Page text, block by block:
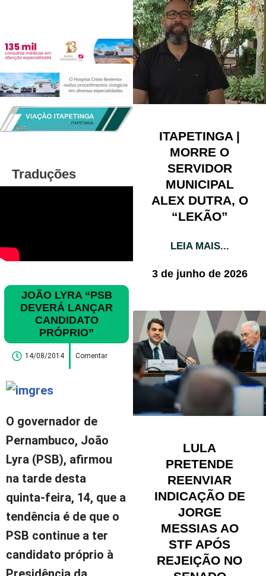
Traduções
JOÃO LYRA “PSB
DEVERÁ LANÇAR
CANDIDATO
PRÓPRIO”
14/08/2014 Comentar
O governador de
Pernambuco, João
Lyra (PSB), afirmou
na tarde desta
quinta-feira, 14, que a
tendência é de que o
PSB continue a ter
candidato próprio à
ITAPETINGA |
MORRE O
SERVIDOR
MUNICIPAL
ALEX DUTRA, O
“LEKÃO”
LEIA MAIS...
3 de junho de 2026
LULA
PRETENDE
REENVIAR
INDICAÇÃO DE
JORGE
MESSIAS AO
STF APÓS
REJEIÇÃO NO